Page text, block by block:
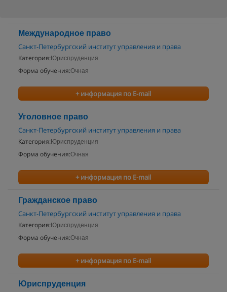
Международное право
Санкт-Петербургский институт управления и права
Категория: Юриспруденция
Форма обучения:Очная
+ информация по E-mail
Уголовное право
Санкт-Петербургский институт управления и права
Категория: Юриспруденция
Форма обучения:Очная
+ информация по E-mail
Гражданское право
Санкт-Петербургский институт управления и права
Категория: Юриспруденция
Форма обучения:Очная
+ информация по E-mail
Юриспруденция